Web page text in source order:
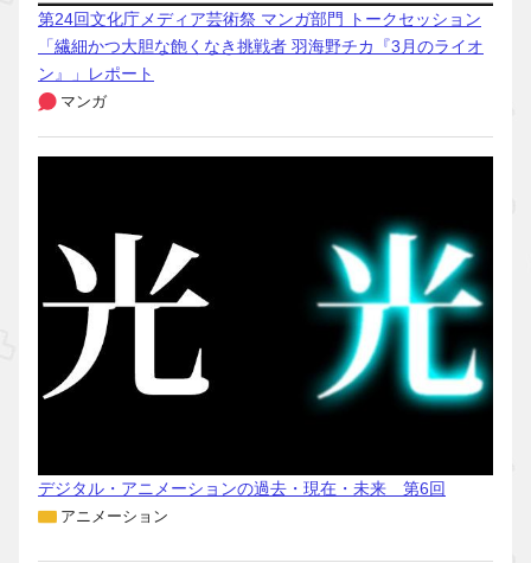
第24回文化庁メディア芸術祭 マンガ部門 トークセッション
「繊細かつ大胆な飽くなき挑戦者 羽海野チカ『3月のライオ
ン』」レポート
マンガ
デジタル・アニメーションの過去・現在・未来 第6回
アニメーション